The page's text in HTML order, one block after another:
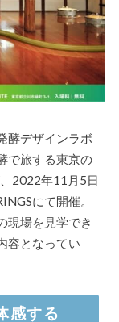
酵デザインラボ
で旅する東京の
2022年11月5日
にて開催。
現場を見学でき
容となってい
感する